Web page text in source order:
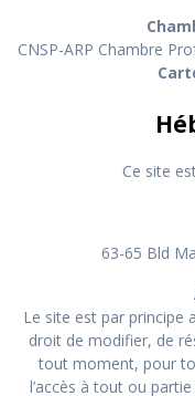
CNSP-ARP Chambre
Ce site
63-65 Bld
Le site est par principe
droit de modifier, de
tout moment, pour
l’accès à tout ou